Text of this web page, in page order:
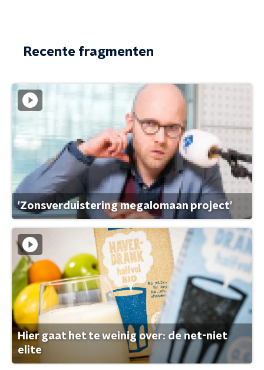
Recente fragmenten
'Zonsverduistering megalomaan project'
Hier gaat het te weinig over: de net-niet
elite